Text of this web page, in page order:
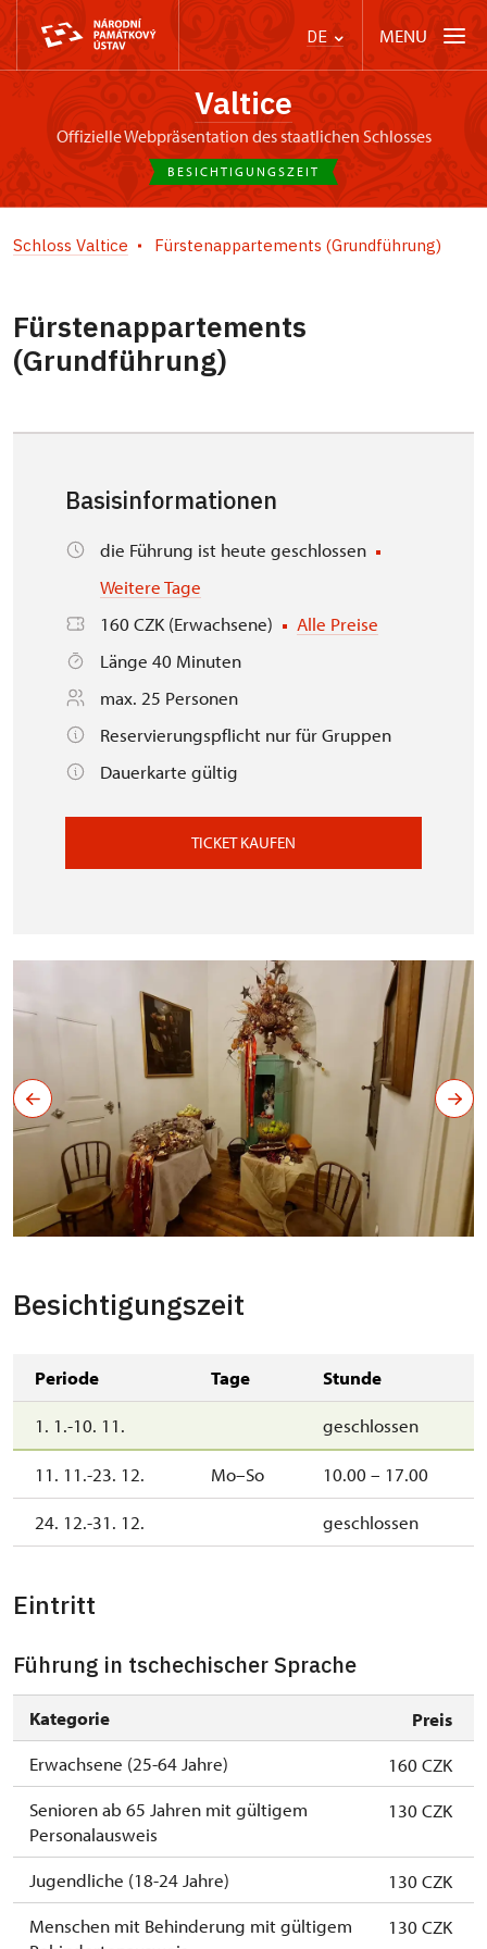
DE MENU
Valtice
offizielle Webpräsentation des staatlichen Schlosses
BESICHTIGUNGSZEIT
Schloss Valtice Fürstenappartements (Grundführung)
Fürstenappartements
(Grundführung)
Basisinformationen
die Führung ist heute geschlossen
Weitere Tage
160 CZK (Erwachsene)
Alle Preise
Länge 40 Minuten
max. 25 Personen
Reservierungspflicht nur für Gruppen
Dauerkarte gültig
TICKET KAUFEN
Besichtigungszeit
Periode Tage Stunde
1. 1.-10. 11. geschlossen
11. 11.-23. 12. Mo–So 10.00 – 17.00
24. 12.-31. 12. geschlossen
Eintritt
Führung in tschechischer Sprache
Kategorie
Preis
Erwachsene (25-64 Jahre)
160 CZK
Senioren ab 65 Jahren mit gültigem
Personalausweis
130 CZK
Jugendliche (18-24 Jahre)
130 CZK
Menschen mit Behinderung mit gültigem
130 CZK